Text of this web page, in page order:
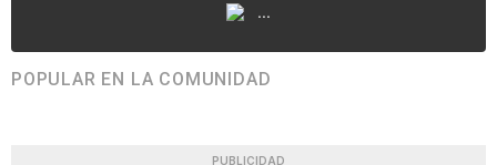
...
POPULAR EN LA COMUNIDAD
PUBLICIDAD